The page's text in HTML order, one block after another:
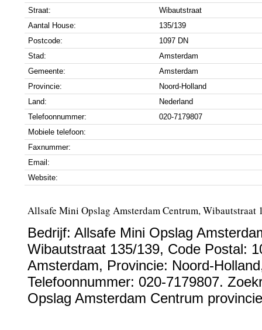
Straat:
Wibautstraat
Aantal House:
135/139
Postcode:
1097 DN
Stad:
Amsterdam
Gemeente:
Amsterdam
Provincie:
Noord-Holland
Land:
Nederland
Telefoonnummer:
020-7179807
Mobiele telefoon:
Faxnummer:
Email:
Website:
Allsafe Mini Opslag Amsterdam Centrum, Wibautstraat
Bedrijf: Allsafe Mini Opslag
Wibautstraat 135/139, Code Postal:
Amsterdam, Provincie: Noord-Holland
Telefoonnummer: 020-7179807.
Opslag Amsterdam Centrum